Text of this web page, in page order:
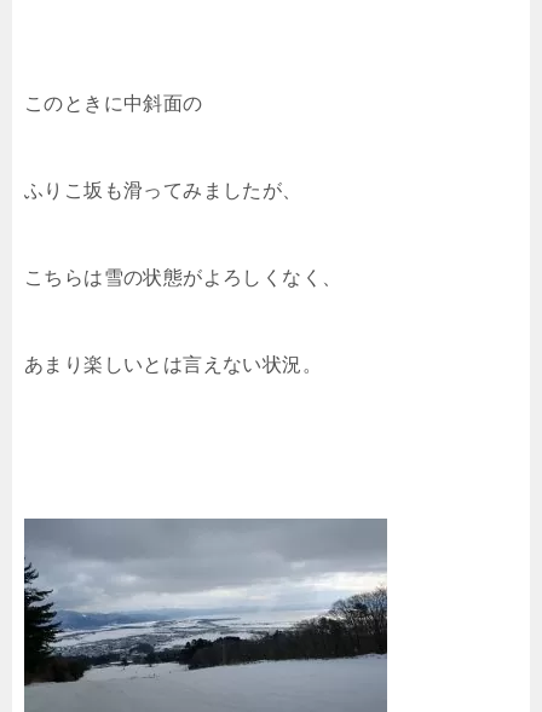
このときに中斜面の
ふりこ坂も滑ってみましたが、
こちらは雪の状態がよろしくなく、
あまり楽しいとは言えない状況。